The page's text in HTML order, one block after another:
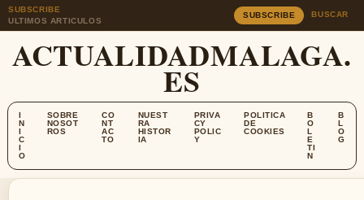
SUBSCRIBE
ULTIMOS ARTICULOS
SUBSCRIBE BUSCAR
ACTUALIDADMALAGA.
ES
I
N
I
C
I
O
SOBRE
NOSOT
ROS
CO
NT
AC
TO
NUEST
RA
HISTOR
IA
PRIVA
CY
POLIC
Y
POLITICA
DE
COOKIES
B
O
L
E
TI
N
B
L
O
G